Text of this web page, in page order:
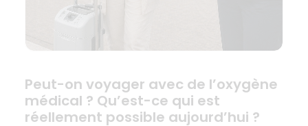
Peut-on voyager avec de l’oxygène
médical ? Qu’est-ce qui est
réellement possible aujourd’hui ?